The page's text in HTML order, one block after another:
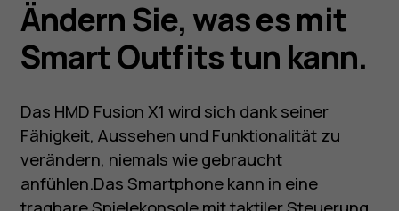
Ändern Sie, was es mit
Smart Outfits tun kann.
Das HMD Fusion X1 wird sich dank seiner
Fähigkeit, Aussehen und Funktionalität zu
verändern, niemals wie gebraucht
anfühlen.Das Smartphone kann in eine